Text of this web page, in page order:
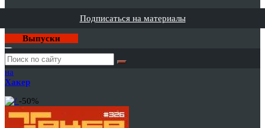
Подписаться на материалы
Выпуски
Годовая
подписка
на
Хакер
-50%